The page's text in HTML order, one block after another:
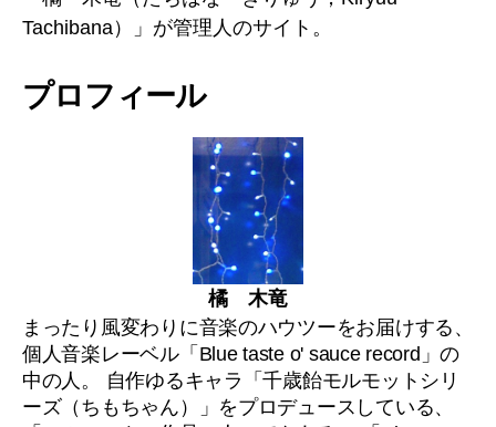
Tachibana）」が管理人のサイト。
プロフィール
橘 木竜
まったり風変わりに音楽のハウツーをお届けする、
個人音楽レーベル「Blue taste o' sauce record」の
中の人。 自作ゆるキャラ「千歳飴モルモットシリ
ーズ（ちもちゃん）」をプロデュースしている、